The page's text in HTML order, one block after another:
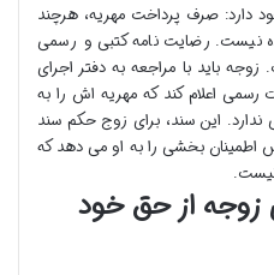
دارد: صرف پرداخت مهریه، هرچند
نیست. رضایت نامه کتبی و رسمی
زوجه باید با مراجعه به دفتر اجرای
رسمی اعلام کند که مهریه اش را به
ندارد. این سند، برای زوج حکم سند
اطمینان بخشی را به او می دهد که
نیست.
از حق خود